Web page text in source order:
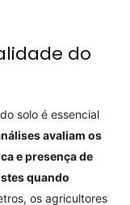
do
solo é essencial
avaliam os
e presença de
quando
os agricultores